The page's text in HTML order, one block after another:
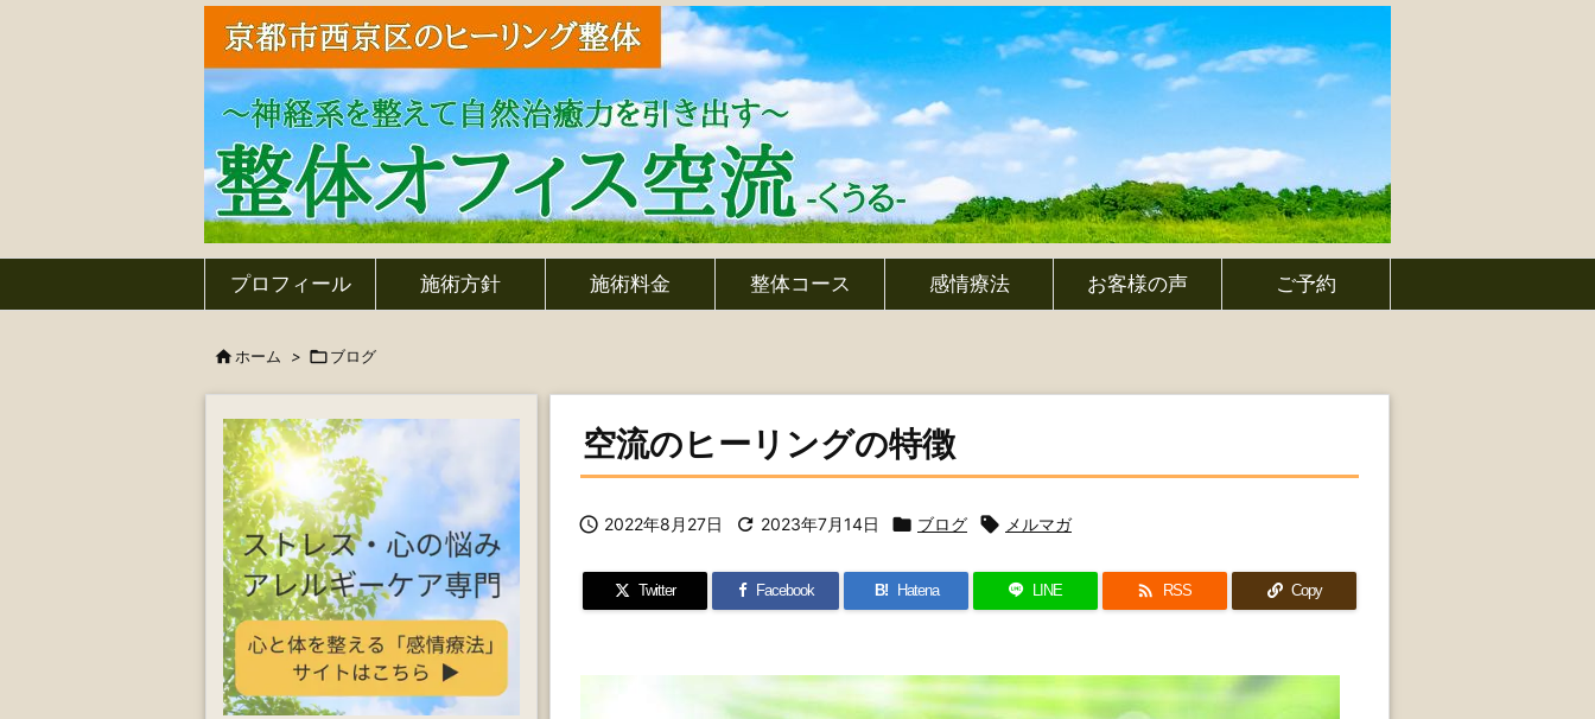
プロフィール 施術方針 施術料金 整体コース 感情療法 お客様の声 ご予約
 ホーム > ブログ
空流のヒーリングの特徴
 2022年8月27日  2023年7月14日  ブログ  メルマガ
Twitter Facebook B! Hatena LINE  RSS Copy